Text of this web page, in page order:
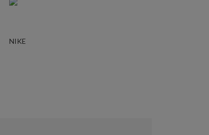
NIKE